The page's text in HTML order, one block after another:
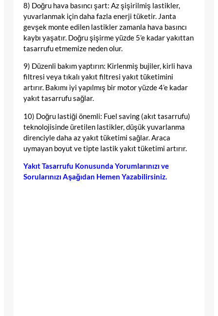
8) Doğru hava basıncı şart: Az şişirilmiş lastikler,
yuvarlanmak için daha fazla enerji tüketir. Janta
gevşek monte edilen lastikler zamanla hava basıncı
kaybı yaşatır. Doğru şişirme yüzde 5’e kadar yakıttan
tasarrufu etmemize neden olur.
9) Düzenli bakım yaptırın: Kirlenmiş bujiler, kirli hava
filtresi veya tıkalı yakıt filtresi yakıt tüketimini
artırır. Bakımı iyi yapılmış bir motor yüzde 4’e kadar
yakıt tasarrufu sağlar.
10) Doğru lastiği önemli: Fuel saving (akıt tasarrufu)
teknolojisinde üretilen lastikler, düşük yuvarlanma
direnciyle daha az yakıt tüketimi sağlar. Araca
uymayan boyut ve tipte lastik yakıt tüketimi artırır.
Yakıt Tasarrufu Konusunda Yorumlarınızı ve
Sorularınızı Aşağıdan Hemen Yazabilirsiniz.